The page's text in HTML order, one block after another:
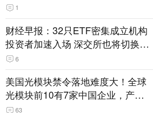
1
财经早报：32只ETF密集成立机构
投资者加速入场 深交所也将切换交
易线路
6
美国光模块禁令落地难度大！全球
光模块前10有7家中国企业，产业
界人士：想“脱钩”并不容易
63